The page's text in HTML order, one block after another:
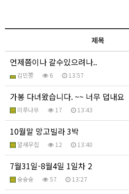
제목
언제쯤이나 갈수있으려나..
김민쫑 6 13:57
가봉 다녀왔습니다. ~~ 너무 덥내요
미루나무 17 13:43
10월말 망고빌라 3박
알새우칩 12 13:40
7월31일-8월4일 1일차 2
슝슝슝 57 13:27